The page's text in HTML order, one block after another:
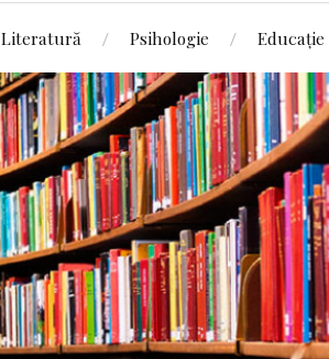
Literatură Psihologie Educație